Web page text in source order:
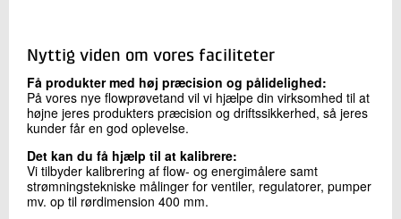
Nyttig viden om vores faciliteter
Få produkter med høj præcision og pålidelighed:
På vores nye flowprøvetand vil vi hjælpe din virksomhed til at
højne jeres produkters præcision og driftssikkerhed, så jeres
kunder får en god oplevelse.
Det kan du få hjælp til at kalibrere:
Vi tilbyder kalibrering af flow- og energimålere samt
strømningstekniske målinger for ventiler, regulatorer, pumper
mv. op til rørdimension 400 mm.